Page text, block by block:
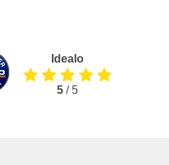
Idealo
5/ 5